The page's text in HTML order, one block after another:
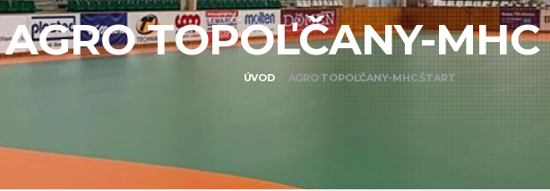
AGRO TOPOĽČANY-
ÚVOD AGRO TOPOĽČANY-MHC ŠTART